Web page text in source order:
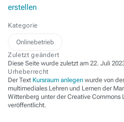
erstellen
Kategorie
Onlinebetrieb
Zuletzt geändert
Diese Seite wurde zuletzt am 22. Juli
Urheberrecht
Der Text Kursraum anlegen wurde von
multimediales Lehren und Lernen der
Wittenberg unter der Creative Commons
veröffentlicht.